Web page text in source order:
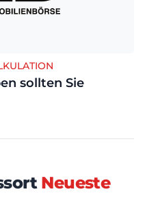
sollten Sie
Neueste